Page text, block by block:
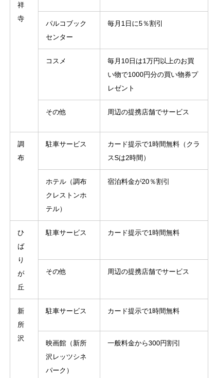
祥
寺
パルコブック
センター
毎月1日に5％割引
コスメ
毎月10日は1万円以上のお買
い物で1000円分の買い物券プ
レゼント
その他 周辺の提携店舗でサービス
調
布
駐車サービス
カード提示で1時間無料（クラ
スSは2時間）
ホテル（調布
クレストンホ
テル）
宿泊料金が20％割引
ひ
ば
り
が
丘
駐車サービス カード提示で1時間無料
その他 周辺の提携店舗でサービス
新
所
沢
駐車サービス カード提示で1時間無料
映画館（新所
沢レッツシネ
パーク）
一般料金から300円割引